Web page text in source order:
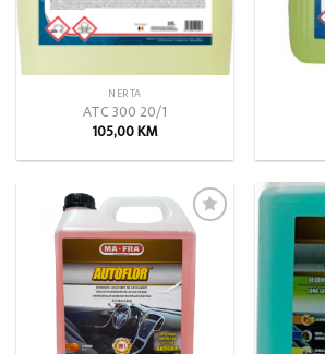
NERTA
ATC 300 20/1
105,00KM
Add to